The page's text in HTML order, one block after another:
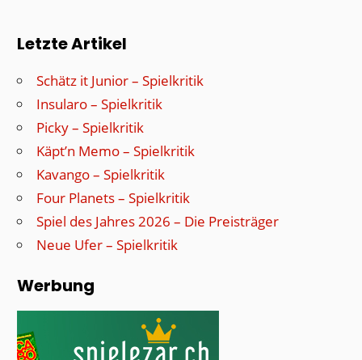
Letzte Artikel
Schätz it Junior – Spielkritik
Insularo – Spielkritik
Picky – Spielkritik
Käpt’n Memo – Spielkritik
Kavango – Spielkritik
Four Planets – Spielkritik
Spiel des Jahres 2026 – Die Preisträger
Neue Ufer – Spielkritik
Werbung